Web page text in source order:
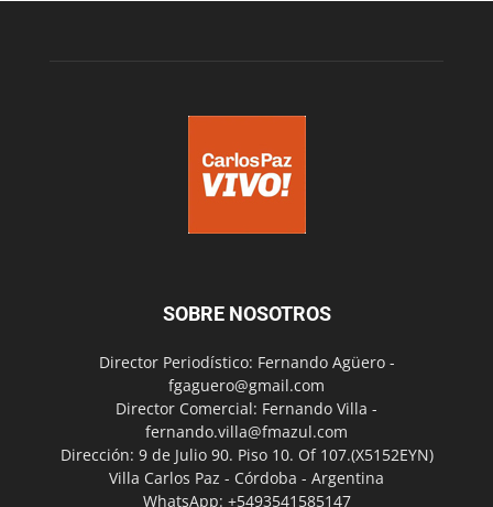
SOBRE NOSOTROS
Director Periodístico: Fernando Agüero -
fgaguero@gmail.com
Director Comercial: Fernando Villa -
fernando.villa@fmazul.com
Dirección: 9 de Julio 90. Piso 10. Of 107.(X5152EYN)
Villa Carlos Paz - Córdoba - Argentina
WhatsApp: +5493541585147